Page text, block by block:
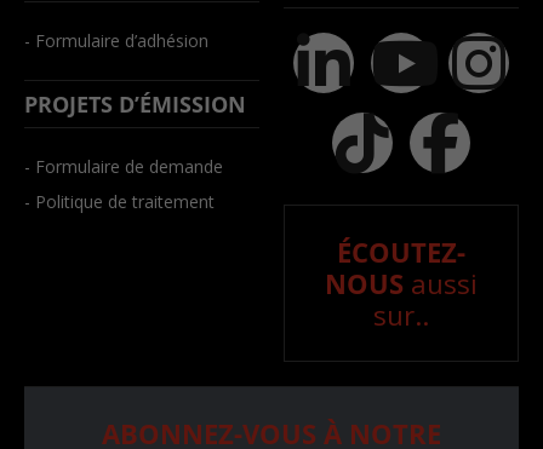
- Formulaire d’adhésion
PROJETS D’ÉMISSION
- Formulaire de demande
- Politique de traitement
ÉCOUTEZ-
NOUS aussi
sur..
ABONNEZ-VOUS À NOTRE